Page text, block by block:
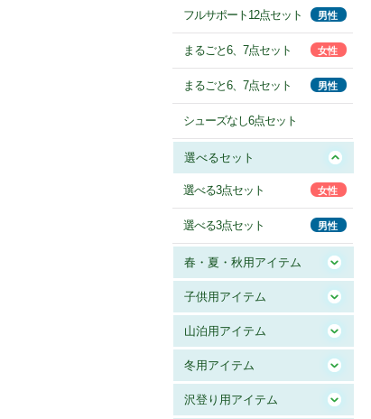
フルサポート12点セット 男性
まるごと6、7点セット 女性
まるごと6、7点セット 男性
シューズなし6点セット
選べるセット
選べる3点セット 女性
選べる3点セット 男性
春・夏・秋用アイテム
子供用アイテム
山泊用アイテム
冬用アイテム
沢登り用アイテム